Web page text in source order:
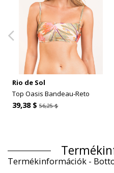
Rio de Sol
Top Oasis Bandeau-Reto
39,38 $56,25 $
Termékinformációk -